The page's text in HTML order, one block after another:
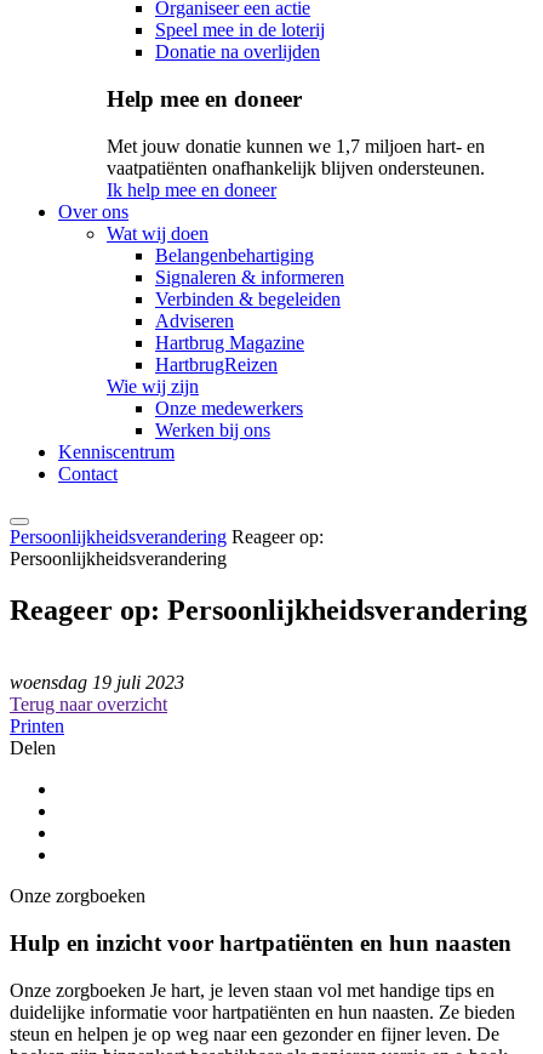
Organiseer een actie
Speel mee in de loterij
Donatie na overlijden
Help mee en doneer
Met jouw donatie kunnen we 1,7 miljoen hart- en
vaatpatiënten onafhankelijk blijven ondersteunen.
Ik help mee en doneer
Over ons
Wat wij doen
Belangenbehartiging
Signaleren & informeren
Verbinden & begeleiden
Adviseren
Hartbrug Magazine
HartbrugReizen
Wie wij zijn
Onze medewerkers
Werken bij ons
Kenniscentrum
Contact
Persoonlijkheidsverandering Reageer op:
Persoonlijkheidsverandering
Reageer op: Persoonlijkheidsverandering
woensdag 19 juli 2023
Terug naar overzicht
Printen
Delen
Onze zorgboeken
Hulp en inzicht voor hartpatiënten en hun naasten
Onze zorgboeken Je hart, je leven staan vol met handige tips en
duidelijke informatie voor hartpatiënten en hun naasten. Ze bieden
steun en helpen je op weg naar een gezonder en fijner leven. De